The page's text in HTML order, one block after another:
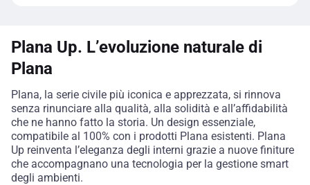
Plana Up. L’evoluzione naturale di
Plana
Plana, la serie civile più iconica e apprezzata, si rinnova
senza rinunciare alla qualità, alla solidità e all’affidabilità
che ne hanno fatto la storia. Un design essenziale,
compatibile al 100% con i prodotti Plana esistenti. Plana
Up reinventa l’eleganza degli interni grazie a nuove finiture
che accompagnano una tecnologia per la gestione smart
degli ambienti.